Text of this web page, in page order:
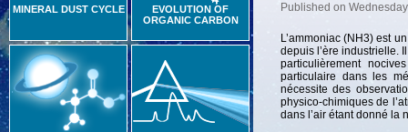
MINERAL DUST CYCLE
EVOLUTION OF
ORGANIC CARBON
Published on
L’ammoniac (NH3) est
depuis l’ère industrielle.
particulièrement
particulaire dans les
nécessite des
physico-chimiques de
dans l’air étant donné la